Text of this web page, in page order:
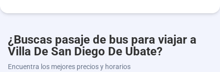
¿Buscas pasaje de bus para viajar a
Villa De San Diego De Ubate?
Encuentra los mejores precios y horarios